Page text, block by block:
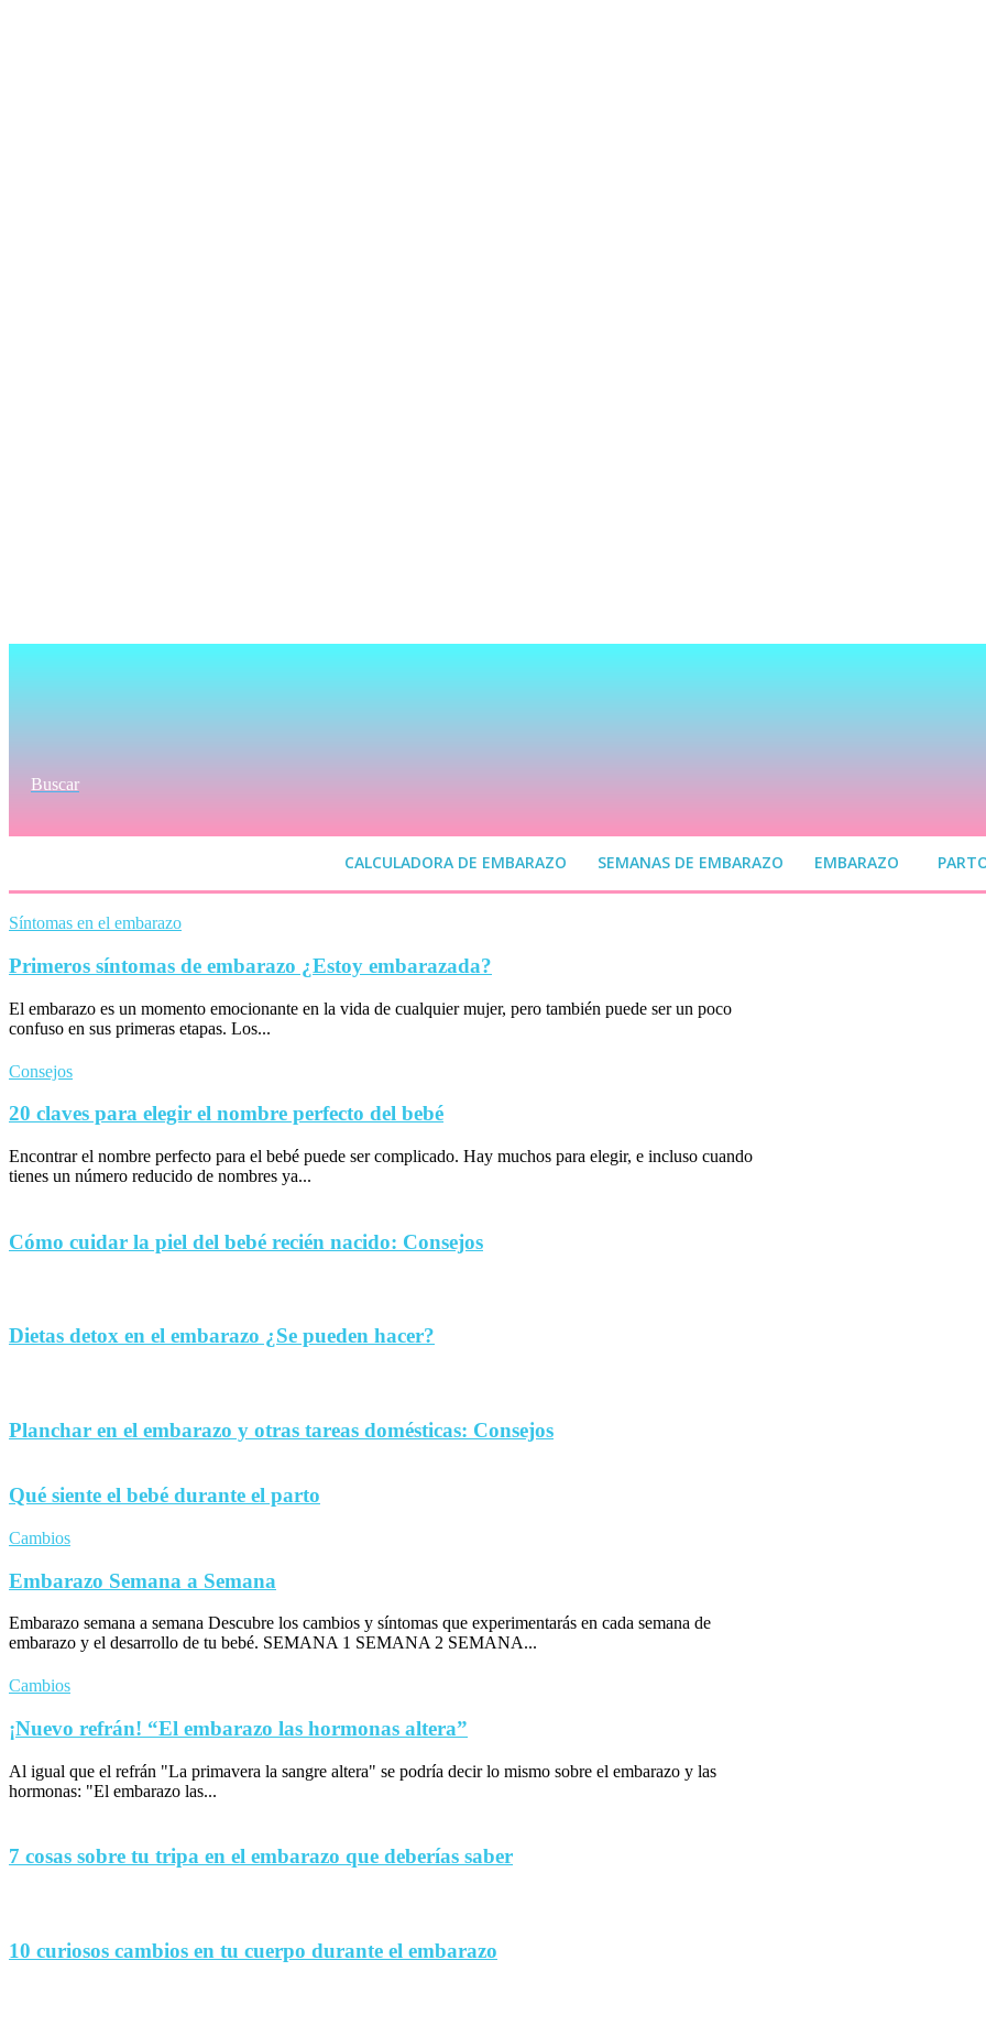
Buscar
CALCULADORA DE EMBARAZO SEMANAS DE EMBARAZO EMBARAZO
Síntomas en el embarazo
Primeros síntomas de embarazo ¿Estoy embarazada?
El embarazo es un momento emocionante en la vida de cualquier mujer, pero también puede ser un poco
confuso en sus primeras etapas. Los...
Consejos
20 claves para elegir el nombre perfecto del bebé
Encontrar el nombre perfecto para el bebé puede ser complicado. Hay muchos para elegir, e incluso cuando
tienes un número reducido de nombres ya...
Cómo cuidar la piel del bebé recién nacido: Consejos
Dietas detox en el embarazo ¿Se pueden hacer?
Planchar en el embarazo y otras tareas domésticas: Consejos
Qué siente el bebé durante el parto
Cambios
Embarazo Semana a Semana
Embarazo semana a semana Descubre los cambios y síntomas que experimentarás en cada semana de
embarazo y el desarrollo de tu bebé. SEMANA 1 SEMANA 2 SEMANA...
Cambios
¡Nuevo refrán! “El embarazo las hormonas altera”
Al igual que el refrán "La primavera la sangre altera" se podría decir lo mismo sobre el embarazo y las
hormonas: "El embarazo las...
7 cosas sobre tu tripa en el embarazo que deberías saber
10 curiosos cambios en tu cuerpo durante el embarazo